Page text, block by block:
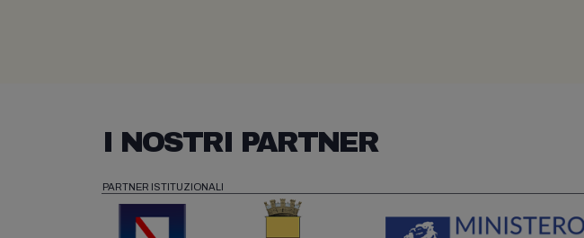
I NOSTRI PARTNER
PARTNER ISTITUZIONALI